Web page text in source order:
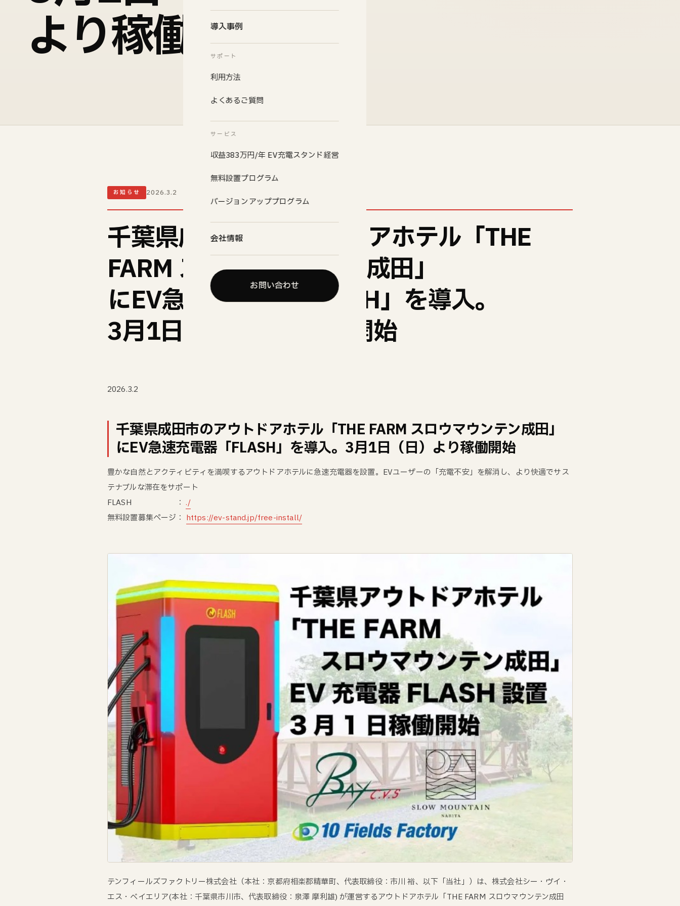
導入事例
サポート
利用方法
よくあるご質問
サービス
収益383万円/年 EV充電スタンド経営
無料設置プログラム
バージョンアッププログラム
会社情報
お問い合わせ
より稼働開始
お知らせ 2026.3.2
千葉県成田市のアウトドアホテル「THE
FARM スロウマウンテン成田」
にEV急速充電器「FLASH」を導入。
3月1日（日）より稼働開始
2026.3.2
千葉県成田市のアウトドアホテル「THE FARM スロウマウンテン成田」
にEV急速充電器「FLASH」を導入。3月1日（日）より稼働開始
豊かな自然とアクティビティを満喫するアウトドアホテルに急速充電器を設置。EVユーザーの「充電不安」を解消し、より快適でサス
テナブルな滞在をサポート
FLASH ：./
無料設置募集ページ： https://ev-stand.jp/free-install/
テンフィールズファクトリー株式会社（本社：京都府相楽郡精華町、代表取締役：市川 裕、以下「当社」）は、株式会社シー・ヴイ・
エス・ベイエリア(本社：千葉県市川市、代表取締役：泉澤 摩利雄) が運営するアウトドアホテル「THE FARM スロウマウンテン成田